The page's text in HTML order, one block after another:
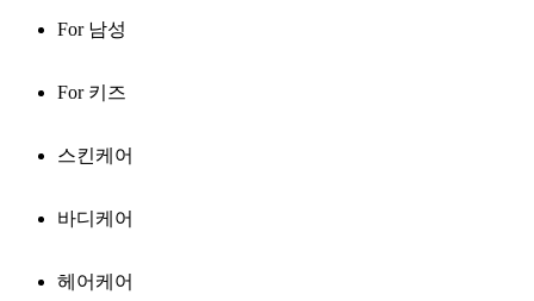
For 남성
For 키즈
스킨케어
바디케어
헤어케어